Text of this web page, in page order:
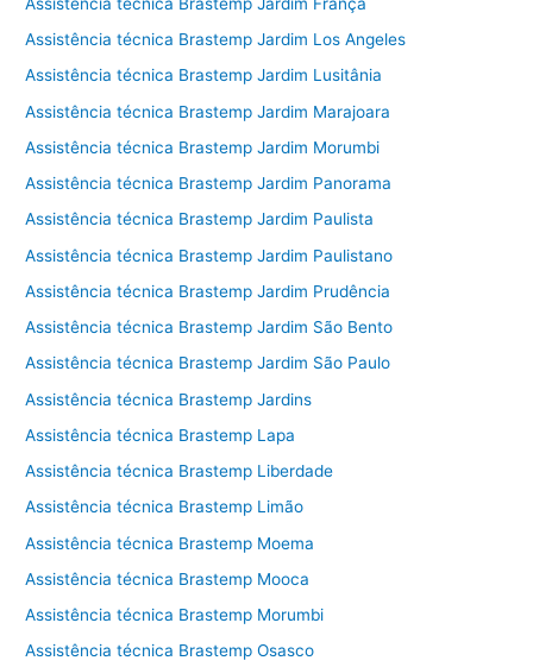
Assistência técnica Brastemp Jardim Los Angeles
Assistência técnica Brastemp Jardim Lusitânia
Assistência técnica Brastemp Jardim Marajoara
Assistência técnica Brastemp Jardim Morumbi
Assistência técnica Brastemp Jardim Panorama
Assistência técnica Brastemp Jardim Paulista
Assistência técnica Brastemp Jardim Paulistano
Assistência técnica Brastemp Jardim Prudência
Assistência técnica Brastemp Jardim São Bento
Assistência técnica Brastemp Jardim São Paulo
Assistência técnica Brastemp Jardins
Assistência técnica Brastemp Lapa
Assistência técnica Brastemp Liberdade
Assistência técnica Brastemp Limão
Assistência técnica Brastemp Moema
Assistência técnica Brastemp Mooca
Assistência técnica Brastemp Morumbi
Assistência técnica Brastemp Osasco